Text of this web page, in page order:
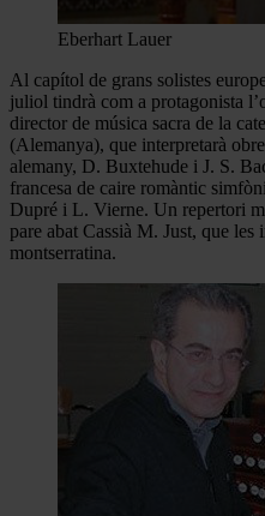
Eberhart Lauer
Al capítol de grans solistes
juliol tindrà com a protagonista
director de música sacra de la
(Alemanya), que interpretarà
alemany, D. Buxtehude i J. S.
francesa de caire romàntic
Dupré i L. Vierne. Un repertori
pare abat Cassià M. Just, que
montserratina.